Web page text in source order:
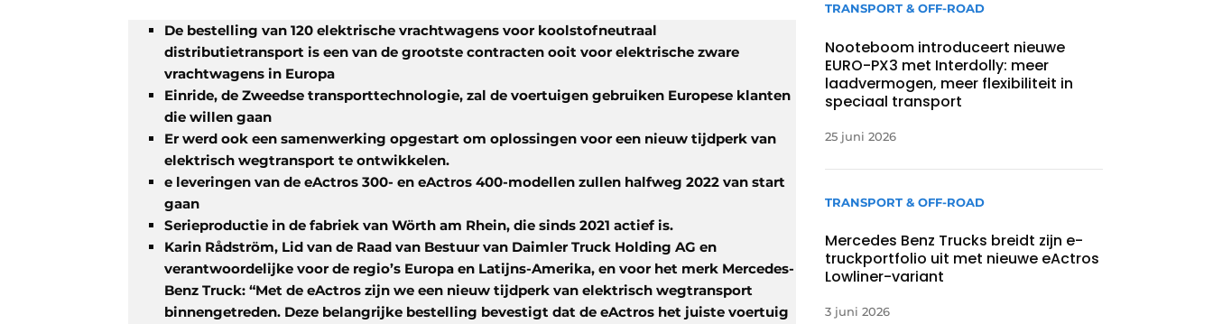
De bestelling van 120 elektrische vrachtwagens voor koolstofneutraal
distributietransport is een van de grootste contracten ooit voor elektrische zware
vrachtwagens in Europa
Einride, de Zweedse transporttechnologie, zal de voertuigen gebruiken Europese klanten
die willen gaan
Er werd ook een samenwerking opgestart om oplossingen voor een nieuw tijdperk van
elektrisch wegtransport te ontwikkelen.
e leveringen van de eActros 300- en eActros 400-modellen zullen halfweg 2022 van start
gaan
Serieproductie in de fabriek van Wörth am Rhein, die sinds 2021 actief is.
Karin Rådström, Lid van de Raad van Bestuur van Daimler Truck Holding AG en
verantwoordelijke voor de regio’s Europa en Latijns-Amerika, en voor het merk Mercedes-
Benz Truck: “Met de eActros zijn we een nieuw tijdperk van elektrisch wegtransport
binnengetreden. Deze belangrijke bestelling bevestigt dat de eActros het juiste voertuig
TRANSPORT & OFF-ROAD
Nooteboom introduceert nieuwe
EURO-PX3 met Interdolly: meer
laadvermogen, meer flexibiliteit in
speciaal transport
25 juni 2026
TRANSPORT & OFF-ROAD
Mercedes Benz Trucks breidt zijn e-
truckportfolio uit met nieuwe eActros
Lowliner-variant
3 juni 2026